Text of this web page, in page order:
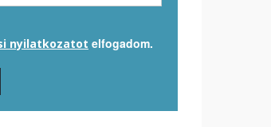
nyilatkozatot elfogadom.